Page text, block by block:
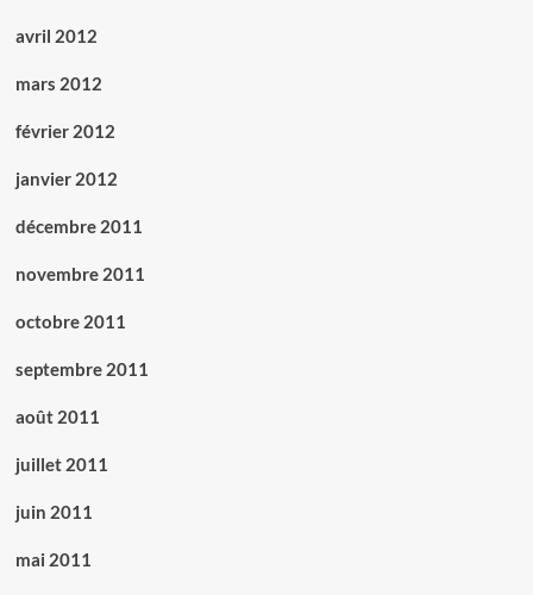
avril 2012
mars 2012
février 2012
janvier 2012
décembre 2011
novembre 2011
octobre 2011
septembre 2011
août 2011
juillet 2011
juin 2011
mai 2011